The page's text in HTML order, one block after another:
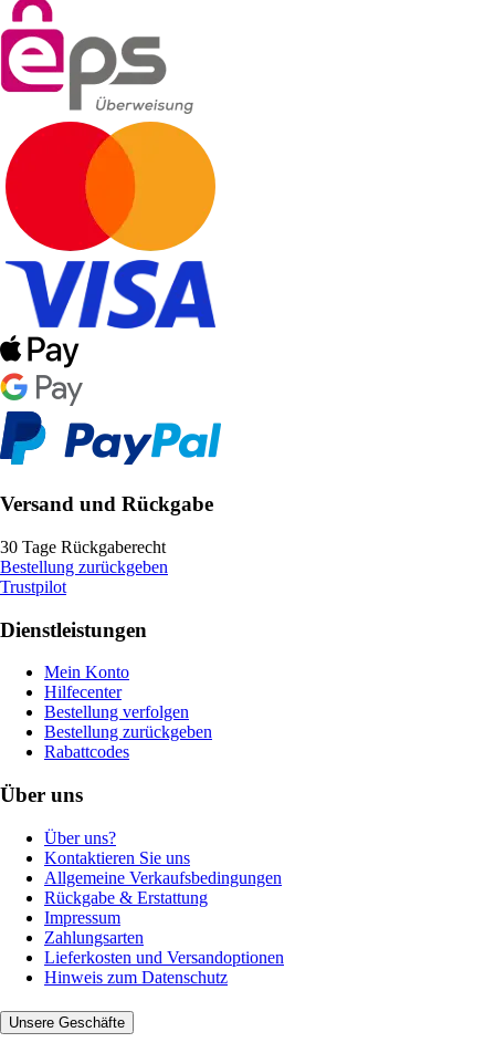
Versand und Rückgabe
30 Tage Rückgaberecht
Bestellung zurückgeben
Trustpilot
Dienstleistungen
Mein Konto
Hilfecenter
Bestellung verfolgen
Bestellung zurückgeben
Rabattcodes
Über uns
Über uns?
Kontaktieren Sie uns
Allgemeine Verkaufsbedingungen
Rückgabe & Erstattung
Impressum
Zahlungsarten
Lieferkosten und Versandoptionen
Hinweis zum Datenschutz
Unsere Geschäfte